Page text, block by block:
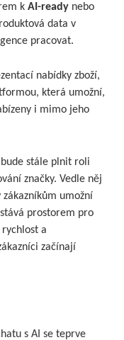
k AI-readynebo
data v
pracovat.
nabídky zboží,
která umožní,
i mimo jeho
stále plnit roli
značky. Vedle něj
umožní
prostorem pro
a
začínají
s AI se teprve